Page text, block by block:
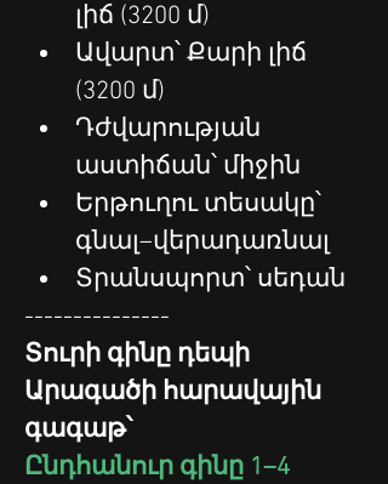
լիճ (3200 մ)
Ավարտ՝ Քարի լիճ
(3200 մ)
Դժվարության
աստիճան՝ միջին
Երթուղու տեսակը՝
գնալ–վերադառնալ
Տրանսպորտ՝ սեդան
---------------
Տուրի գինը դեպի
Արագածի հարավային
գագաթ՝
Ընդհանուր գինը 1–4